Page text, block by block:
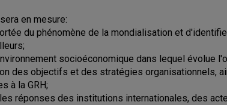
en mesure:
du phénomène de la mondialisation et
socioéconomique dans lequel évolue
des objectifs et des stratégies organisationnels,
à la GRH;
réponses des institutions internationales, des